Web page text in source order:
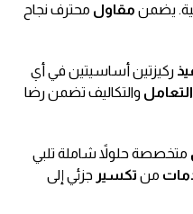
يضمن مقاول محترف نجاح
ركيزتين أساسيتين في أي
التعامل والتكاليف تضمن رضا
متخصصة حلولاً شاملة تلبي
من تكسير جزئي إلى